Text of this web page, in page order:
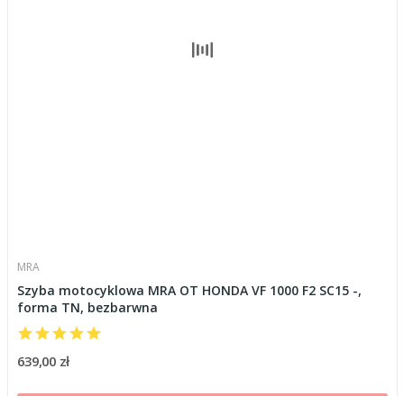
MRA
Szyba motocyklowa MRA OT HONDA VF 1000 F2 SC15 -,
forma TN, bezbarwna
639,00 zł